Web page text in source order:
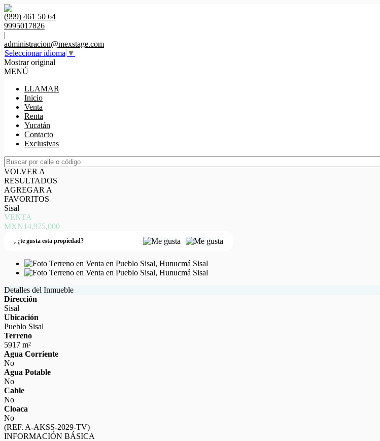
(999) 461 50 64
9995017826
|
administracion@mexstage.com
Seleccionar idioma ▼
Mostrar original
MENÚ
LLAMAR
Inicio
Venta
Renta
Yucatán
Contacto
Exclusivas
VOLVER A
RESULTADOS
AGREGAR A
FAVORITOS
Sisal
VENTA
MXN14,975,000
, ¿te gusta esta propiedad?
Detalles del Inmueble
Dirección
Sisal
Ubicación
Pueblo Sisal
Terreno
5917 m²
Agua Corriente
No
Agua Potable
No
Cable
No
Cloaca
No
(REF. A-AKSS-2029-TV)
INFORMACIÓN BÁSICA